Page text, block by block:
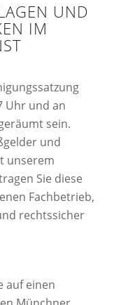
UND
IM
Uhr und an
sein.
und
unserem
Sie diese
Fachbetrieb,
rechtssicher
auf einen